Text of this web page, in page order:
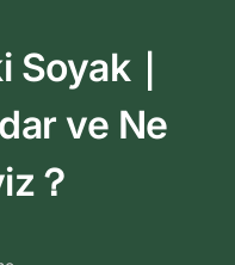
｜
ve Ne
？